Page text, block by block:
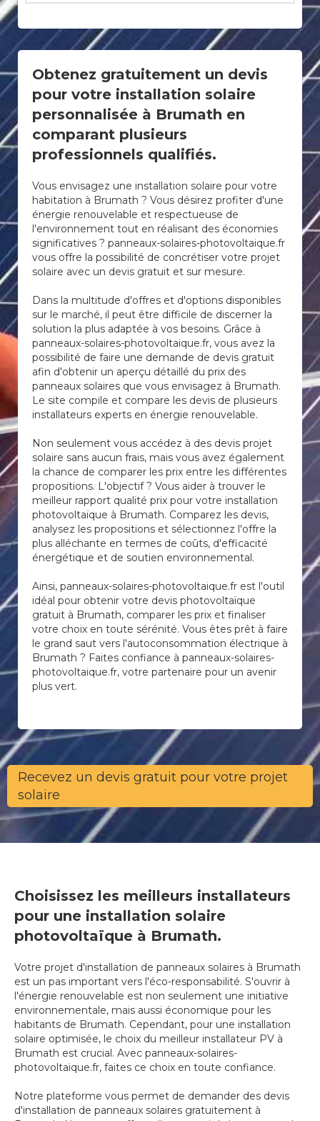
Obtenez gratuitement un devis
pour votre installation solaire
personnalisée à Brumath en
comparant plusieurs
professionnels qualifiés.
Vous envisagez une installation solaire pour votre
habitation à Brumath ? Vous désirez profiter d'une
énergie renouvelable et respectueuse de
l'environnement tout en réalisant des économies
significatives ? panneaux-solaires-photovoltaique.fr
vous offre la possibilité de concrétiser votre projet
solaire avec un devis gratuit et sur mesure.
Dans la multitude d'offres et d'options disponibles
sur le marché, il peut être difficile de discerner la
solution la plus adaptée à vos besoins. Grâce à
panneaux-solaires-photovoltaique.fr, vous avez la
possibilité de faire une demande de devis gratuit
afin d'obtenir un aperçu détaillé du prix des
panneaux solaires que vous envisagez à Brumath.
Le site compile et compare les devis de plusieurs
installateurs experts en énergie renouvelable.
Non seulement vous accédez à des devis projet
solaire sans aucun frais, mais vous avez également
la chance de comparer les prix entre les différentes
propositions. L'objectif ? Vous aider à trouver le
meilleur rapport qualité prix pour votre installation
photovoltaïque à Brumath. Comparez les devis,
analysez les propositions et sélectionnez l'offre la
plus alléchante en termes de coûts, d'efficacité
énergétique et de soutien environnemental.
Ainsi, panneaux-solaires-photovoltaique.fr est l'outil
idéal pour obtenir votre devis photovoltaïque
gratuit à Brumath, comparer les prix et finaliser
votre choix en toute sérénité. Vous êtes prêt à faire
le grand saut vers l'autoconsommation électrique à
Brumath ? Faites confiance à panneaux-solaires-
photovoltaique.fr, votre partenaire pour un avenir
plus vert.
Recevez un devis gratuit pour votre projet
solaire
Choisissez les meilleurs installateurs
pour une installation solaire
photovoltaïque à Brumath.
Votre projet d'installation de panneaux solaires à Brumath
est un pas important vers l'éco-responsabilité. S'ouvrir à
l'énergie renouvelable est non seulement une initiative
environnementale, mais aussi économique pour les
habitants de Brumath. Cependant, pour une installation
solaire optimisée, le choix du meilleur installateur PV à
Brumath est crucial. Avec panneaux-solaires-
photovoltaique.fr, faites ce choix en toute confiance.
Notre plateforme vous permet de demander des devis
d'installation de panneaux solaires gratuitement à